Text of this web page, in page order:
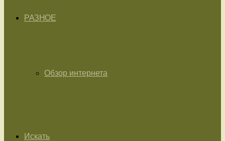
РАЗНОЕ
Обзор интернета
Искать